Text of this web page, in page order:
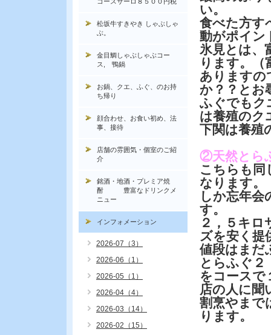
い。
食べた方す
動がポイン
氷見とは、
ります。（
ありますの
か？？とお
ふぐでもク
は養殖のク
下関は養殖
②天然とら
こちらも同
なります。
しか忘年
す。
２，５キ
ズを安く提
値段はまだ
とらふぐ２
をコースで
店の人に聞
割烹やまで
ります。
松坂牛すきやき しゃぶしゃ
ぶ。
金目鯛しゃぶしゃぶコー
ス, 鴨鍋
お鍋、クエ、ふぐ、のお持
ち帰り
顔合わせ、お食い初め、法
事、接待
店舗の雰囲気・個室のご紹
介
銘酒・地酒・プレミア焼
酎 豊富なドリンクメ
ニュー
インフォメーション
2026-07（3）
2026-06（1）
2026-05（1）
2026-04（4）
2026-03（14）
2026-02（15）